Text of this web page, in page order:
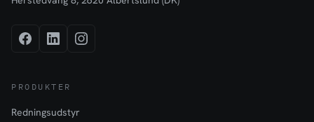
PRODUKTER
Redningsudstyr